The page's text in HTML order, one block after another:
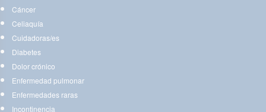
Cáncer
Celiaquía
Cuidadoras/es
Diabetes
Dolor crónico
Enfermedad pulmonar
Enfermedades raras
Incontinencia